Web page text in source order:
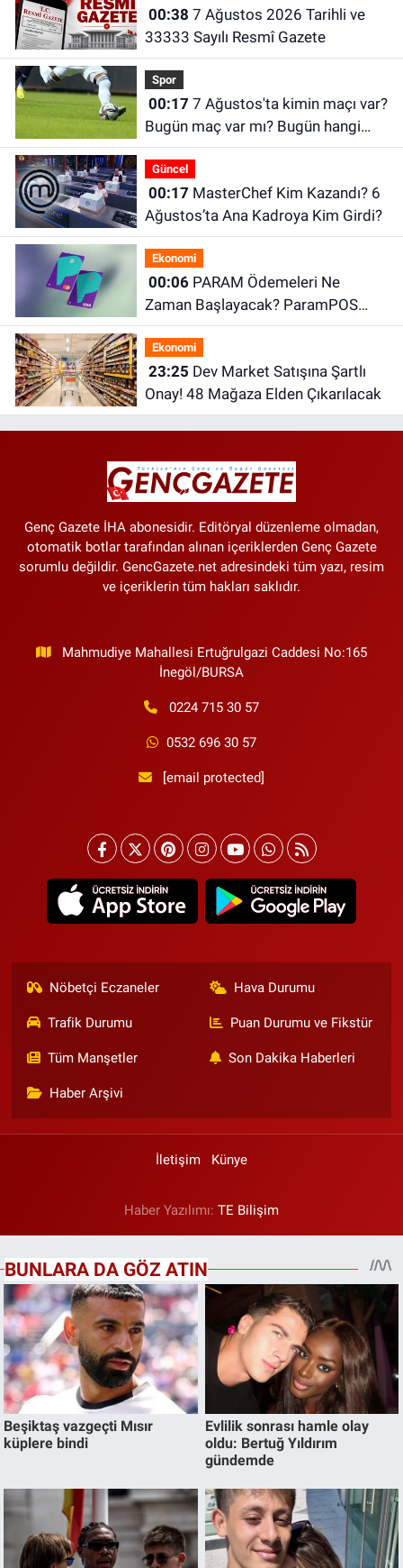
00:38
33333 Sayılı Resmî Gazete
Spor
00:17
Bugün maç var mı? Bugün hangi
maçlar var?
Güncel
00:17
Ağustos’ta Ana Kadroya Kim Girdi?
Ekonomi
00:06PARAM Ödemeleri Ne
Zaman Başlayacak? ParamPOS
Hak Edişleri İçin Ödeme Açıklaması
Ekonomi
23:25
Onay! 48 Mağaza Elden Çıkarılacak
Genç Gazete İHA abonesidir. Editöryal düzenleme olmadan,
otomatik botlar tarafından alınan içeriklerden Genç Gazete
sorumlu değildir. GencGazete.net adresindeki tüm yazı, resim
ve içeriklerin tüm hakları saklıdır.
Mahmudiye Mahallesi Ertuğrulgazi Caddesi No:165
İnegöl/BURSA
0224 715 30 57
0532 696 30 57
[email protected]
Nöbetçi Eczaneler Hava Durumu
Trafik Durumu Puan Durumu ve Fikstür
Tüm Manşetler Son Dakika Haberleri
Haber Arşivi
İletişim Künye
Haber Yazılımı: TE Bilişim